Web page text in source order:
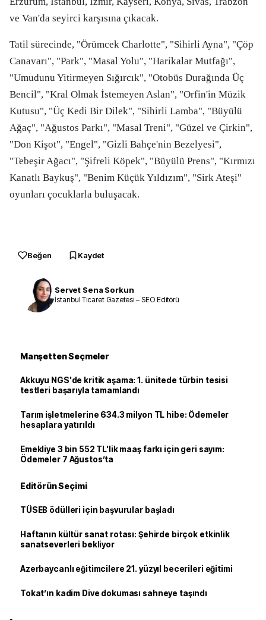
ve Van'da seyirci karşısına çıkacak.
Tatil sürecinde, "Örümcek Charlotte", "Sihirli Ayna", "Çöp
Canavarı", "Park", "Masal Yolu", "Harikalar Mutfağı",
"Umudunu Yitirmeyen Sığırcık", "Otobüs Durağında Üç
Bencil", "Kral Olmak İstemeyen Aslan", "Orfin'in Müzik
Kutusu", "Üç Kedi Bir Dilek", "Sihirli Lamba", "Büyülü
Ağaç", "Ağustos Parkı", "Masal Treni", "Güzel ve Çirkin",
"Don Kişot", "Engel", "Gizli Bahçe'nin Bezelyesi",
"Tebeşir Ağacı", "Şifreli Köpek", "Büyülü Prens", "Kırmızı
Kanatlı Baykuş", "Benim Küçük Yıldızım", "Sirk Ateşi"
oyunları çocuklarla buluşacak.
Beğen Kaydet
Servet Sena Sorkun
İstanbul Ticaret Gazetesi – SEO Editörü
Manşetten Seçmeler
Akkuyu NGS'de kritik aşama: 1. ünitede türbin tesisi
testleri başarıyla tamamlandı
Tarım işletmelerine 634.3 milyon TL hibe: Ödemeler
hesaplara yatırıldı
Emekliye 3 bin 552 TL'lik maaş farkı için geri sayım:
Ödemeler 7 Ağustos’ta
Editörün Seçimi
TÜSEB ödülleri için başvurular başladı
Haftanın kültür sanat rotası: Şehirde birçok etkinlik
sanatseverleri bekliyor
Azerbaycanlı eğitimcilere 21. yüzyıl becerileri eğitimi
Tokat’ın kadim Dive dokuması sahneye taşındı